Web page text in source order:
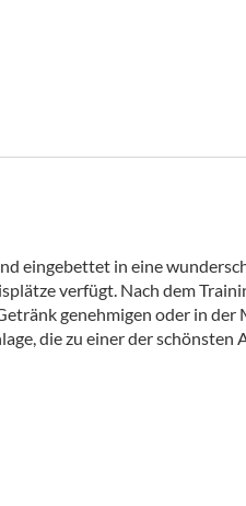
eingebettet in eine
verfügt. Nach dem
genehmigen oder in der
die zu einer der schönsten